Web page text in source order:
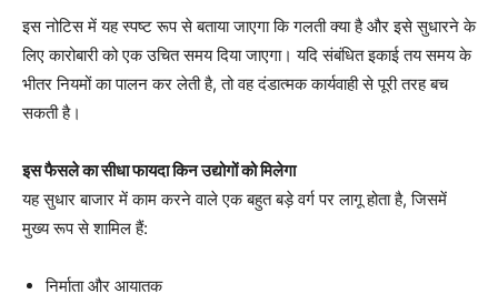
इस नोटिस में यह स्पष्ट रूप से बताया जाएगा कि गलती क्या है और इसे सुधारने के
लिए कारोबारी को एक उचित समय दिया जाएगा। यदि संबंधित इकाई तय समय के
भीतर नियमों का पालन कर लेती है, तो वह दंडात्मक कार्यवाही से पूरी तरह बच
सकती है।
इस फैसले का सीधा फायदा किन उद्योगों को मिलेगा
यह सुधार बाजार में काम करने वाले एक बहुत बड़े वर्ग पर लागू होता है, जिसमें
मुख्य रूप से शामिल हैं:
निर्माता और आयातक